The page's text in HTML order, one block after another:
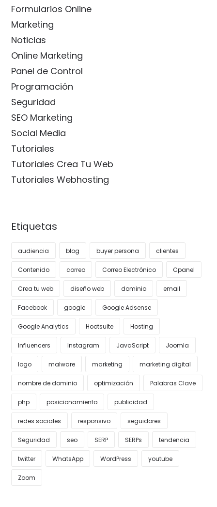
Formularios Online
Marketing
Noticias
Online Marketing
Panel de Control
Programación
Seguridad
SEO Marketing
Social Media
Tutoriales
Tutoriales Crea Tu Web
Tutoriales Webhosting
Etiquetas
audiencia blog buyer persona clientes
Contenido correo Correo Electrónico Cpanel
Crea tu web diseño web dominio email
Facebook google Google Adsense
Google Analytics Hootsuite Hosting
Influencers Instagram JavaScript Joomla
logo malware marketing marketing digital
nombre de dominio optimización Palabras Clave
php posicionamiento publicidad
redes sociales responsivo seguidores
Seguridad seo SERP SERPs tendencia
twitter WhatsApp WordPress youtube
Zoom